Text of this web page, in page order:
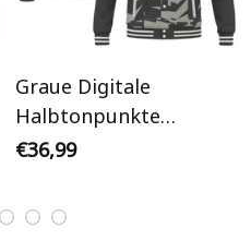
Graue Digitale
Halbtonpunkte
Streetwear Cyberpunk
College Jacke
€36,99